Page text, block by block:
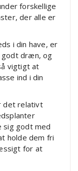
forskellige
der alle er
i din have, er
dræn, og
vigtigt at
ind i din
det relativt
sig godt med
holde dem fri
for at